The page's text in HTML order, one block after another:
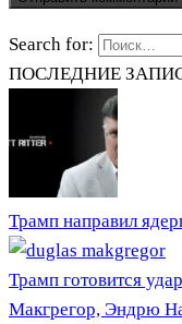
Search for:
ПОСЛЕДНИЕ
Трамп направил
Трамп готовится
Макгрегор, Эндрю